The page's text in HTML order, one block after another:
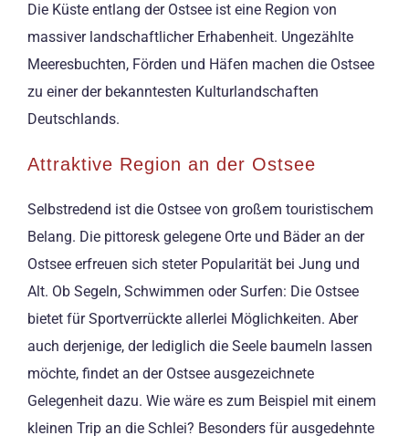
Die Küste entlang der Ostsee ist eine Region von
massiver landschaftlicher Erhabenheit. Ungezählte
Meeresbuchten, Förden und Häfen machen die Ostsee
zu einer der bekanntesten Kulturlandschaften
Deutschlands.
Attraktive Region an der Ostsee
Selbstredend ist die Ostsee von großem touristischem
Belang. Die pittoresk gelegene Orte und Bäder an der
Ostsee erfreuen sich steter Popularität bei Jung und
Alt. Ob Segeln, Schwimmen oder Surfen: Die Ostsee
bietet für Sportverrückte allerlei Möglichkeiten. Aber
auch derjenige, der lediglich die Seele baumeln lassen
möchte, findet an der Ostsee ausgezeichnete
Gelegenheit dazu. Wie wäre es zum Beispiel mit einem
kleinen Trip an die Schlei? Besonders für ausgedehnte